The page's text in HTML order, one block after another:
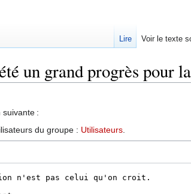
un grand progrès pour
suivante :
du groupe : Utilisateurs
Lire Voir le texte